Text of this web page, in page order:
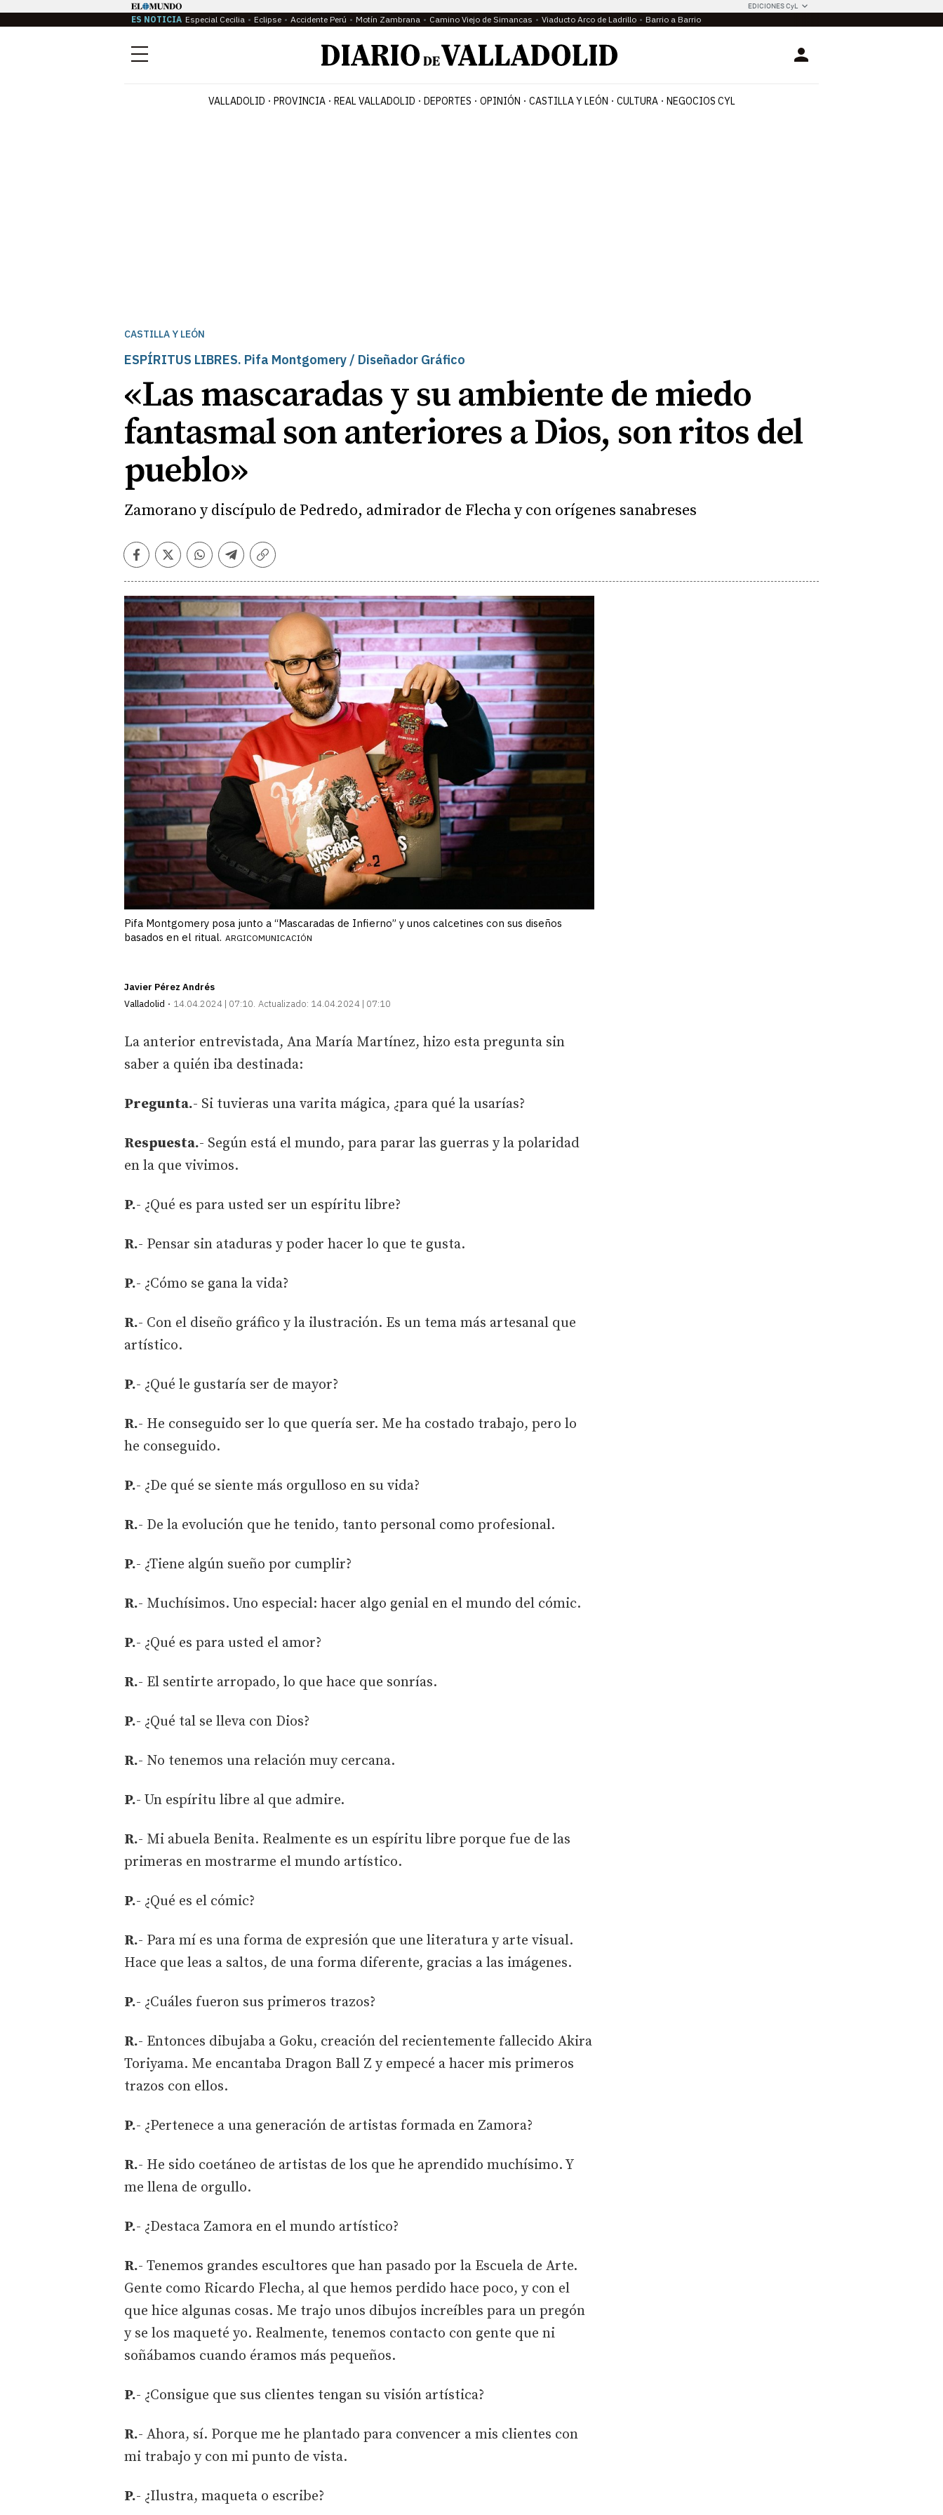
EDICIONES CyL
ES NOTICIA Especial Cecilia Eclipse Accidente Perú Motín Zambrana Camino Viejo de Simancas Viaducto Arco de Ladrillo Barrio a Barrio
Menú Login
VALLADOLID PROVINCIA REAL VALLADOLID DEPORTES OPINIÓN CASTILLA Y LEÓN CULTURA NEGOCIOS CYL
CASTILLA Y LEÓN
ESPÍRITUS LIBRES. Pifa Montgomery / Diseñador Gráfico
«Las mascaradas y su ambiente de miedo
fantasmal son anteriores a Dios, son ritos del
pueblo»
Zamorano y discípulo de Pedredo, admirador de Flecha y con orígenes sanabreses
Facebook
TwitterWhatsapp
Telegram
Copiar
Pifa Montgomery posa junto a “Mascaradas de Infierno” y unos calcetines con sus diseños
basados en el ritual. ARGICOMUNICACIÓN
Javier Pérez Andrés
Valladolid
14.04.2024 | 07:10 Actualizado: 14.04.2024 | 07:10
La anterior entrevistada, Ana María Martínez, hizo esta pregunta sin
saber a quién iba destinada:
Pregunta.- Si tuvieras una varita mágica, ¿para qué la usarías?
Respuesta.- Según está el mundo, para parar las guerras y la polaridad
en la que vivimos.
P.- ¿Qué es para usted ser un espíritu libre?
R.- Pensar sin ataduras y poder hacer lo que te gusta.
P.- ¿Cómo se gana la vida?
R.- Con el diseño gráfico y la ilustración. Es un tema más artesanal que
artístico.
P.- ¿Qué le gustaría ser de mayor?
R.- He conseguido ser lo que quería ser. Me ha costado trabajo, pero lo
he conseguido.
P.- ¿De qué se siente más orgulloso en su vida?
R.- De la evolución que he tenido, tanto personal como profesional.
P.- ¿Tiene algún sueño por cumplir?
R.- Muchísimos. Uno especial: hacer algo genial en el mundo del cómic.
P.- ¿Qué es para usted el amor?
R.- El sentirte arropado, lo que hace que sonrías.
P.- ¿Qué tal se lleva con Dios?
R.- No tenemos una relación muy cercana.
P.- Un espíritu libre al que admire.
R.- Mi abuela Benita. Realmente es un espíritu libre porque fue de las
primeras en mostrarme el mundo artístico.
P.- ¿Qué es el cómic?
R.- Para mí es una forma de expresión que une literatura y arte visual.
Hace que leas a saltos, de una forma diferente, gracias a las imágenes.
P.- ¿Cuáles fueron sus primeros trazos?
R.- Entonces dibujaba a Goku, creación del recientemente fallecido Akira
Toriyama. Me encantaba Dragon Ball Z y empecé a hacer mis primeros
trazos con ellos.
P.- ¿Pertenece a una generación de artistas formada en Zamora?
R.- He sido coetáneo de artistas de los que he aprendido muchísimo. Y
me llena de orgullo.
P.- ¿Destaca Zamora en el mundo artístico?
R.- Tenemos grandes escultores que han pasado por la Escuela de Arte.
Gente como Ricardo Flecha, al que hemos perdido hace poco, y con el
que hice algunas cosas. Me trajo unos dibujos increíbles para un pregón
y se los maqueté yo. Realmente, tenemos contacto con gente que ni
soñábamos cuando éramos más pequeños.
P.- ¿Consigue que sus clientes tengan su visión artística?
R.- Ahora, sí. Porque me he plantado para convencer a mis clientes con
mi trabajo y con mi punto de vista.
P.- ¿Ilustra, maqueta o escribe?